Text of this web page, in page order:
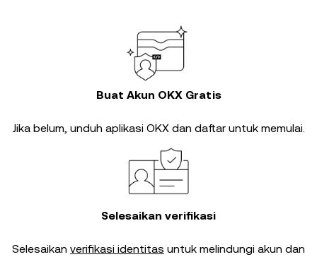
Buat Akun OKX Gratis
Jika belum, unduh aplikasi OKX dan daftar untuk memulai.
Selesaikan verifikasi
Selesaikan verifikasi identitas untuk melindungi akun dan